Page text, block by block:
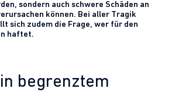
sondern auch schwere Schäden an
können. Bei aller Tragik
sich zudem die Frage, wer für den
haftet.
begrenztem